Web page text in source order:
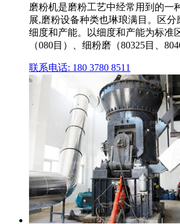
磨粉机是磨粉工艺中经常用到的一
展,磨粉设备种类也琳琅满目。区
细度和产能。以细度和产能为标准
（080目）、细粉磨（80325目、
联系电话: 180 3780 8511